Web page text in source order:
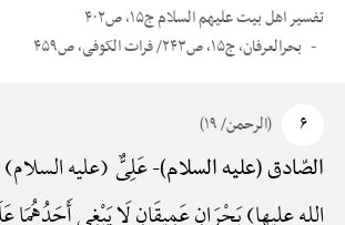
تفسیر اهل بیت علیهم السلام ج۱۵، ص۴۰۲
بحرالعرفان، ج۱۵، ص۲۴۳/ فرات الکوفی، ص۴۵۹
۶ (الرحمن/ ۱۹)
الصّادق (علیه السلام)-عَلِیٌّ (علیه